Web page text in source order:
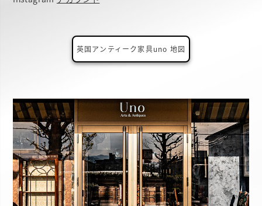
英国アンティーク家具uno 地図